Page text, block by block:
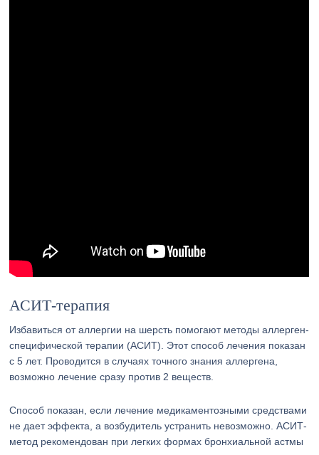
АСИТ-терапия
Избавиться от аллергии на шерсть помогают методы аллерген-
специфической терапии (АСИТ). Этот способ лечения показан
с 5 лет. Проводится в случаях точного знания аллергена,
возможно лечение сразу против 2 веществ.
Способ показан, если лечение медикаментозными средствами
не дает эффекта, а возбудитель устранить невозможно. АСИТ-
метод рекомендован при легких формах бронхиальной астмы